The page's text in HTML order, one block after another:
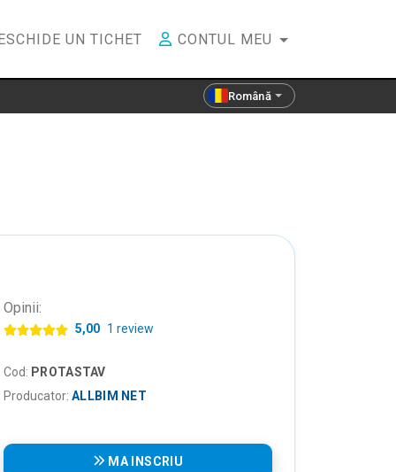
UN TICHET CONTUL MEU
Română
Opinii:
5,00 1 review
Cod: PROTASTAV
Producator: ALLBIM NET
MA INSCRIU